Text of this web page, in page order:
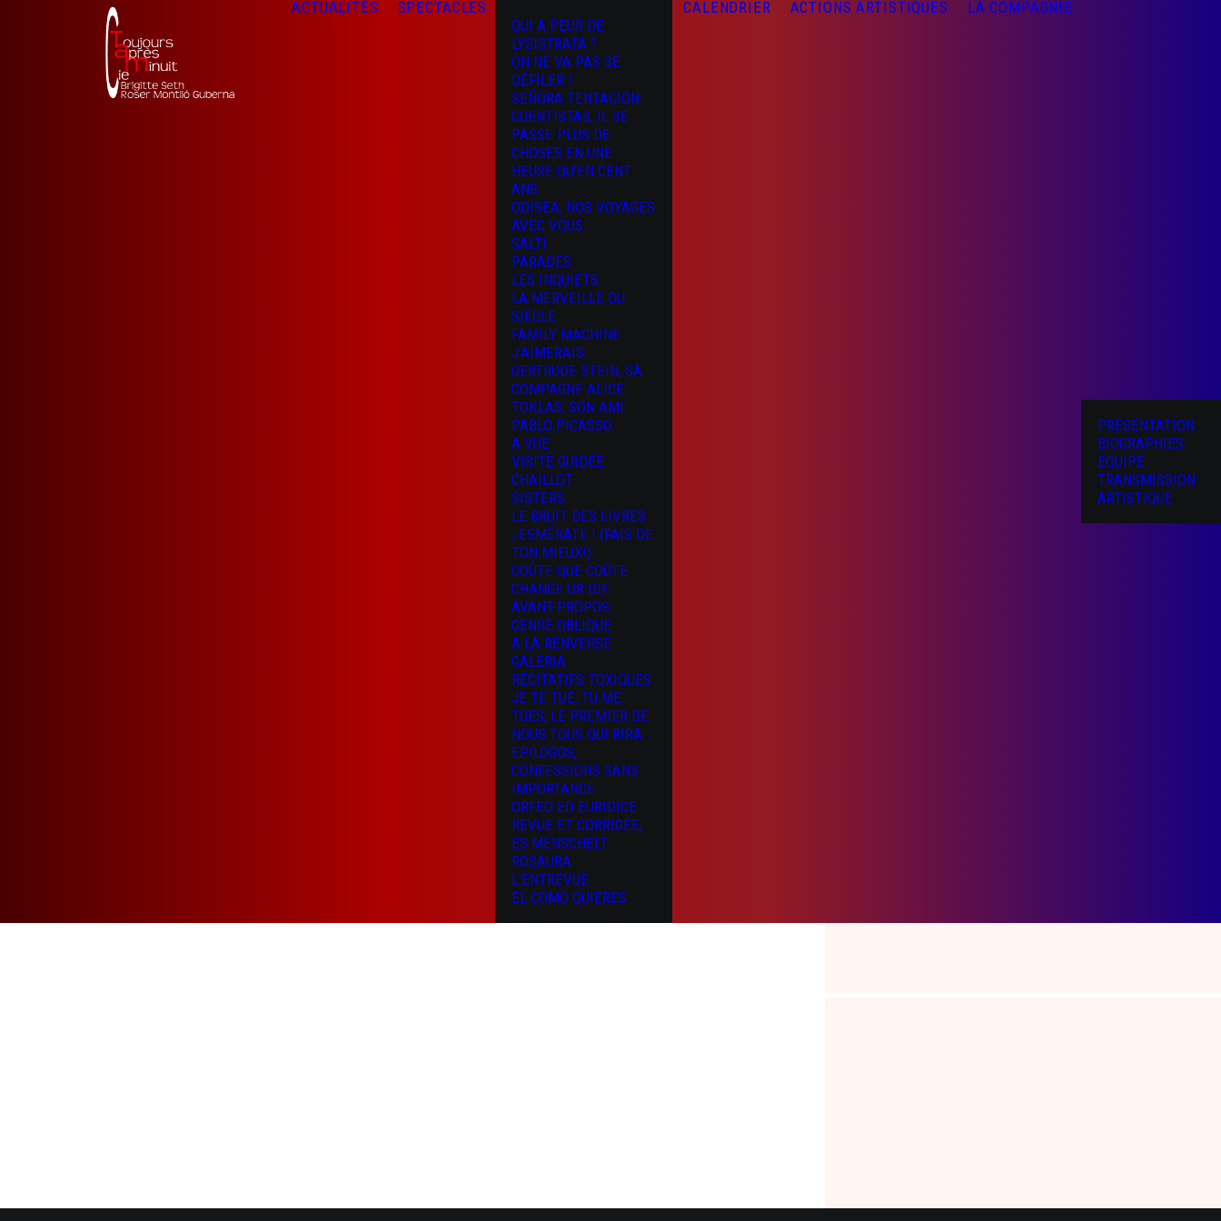
ACTUALITÉS
SPECTACLES
QUI A PEUR DE
LYSISTRATA ?
ON NE VA PAS SE
DÉFILER !
SEÑORA TENTACIÓN
CUENTISTAS, IL SE
PASSE PLUS DE
CHOSES EN UNE
HEURE QU’EN CENT
ANS
ODISEA, NOS VOYAGES
AVEC VOUS
SALTI
PARADES
LES INQUIETS
LA MERVEILLE DU
SIÈCLE
FAMILY MACHINE
J’AIMERAIS…
GERTRUDE STEIN, SA
COMPAGNE ALICE
TOKLAS, SON AMI
PABLO PICASSO
A VUE
VISITE GUIDÉE
CHAILLOT
SISTERS
LE BRUIT DES LIVRES
¡ ESMÉRATE ! (FAIS DE
TON MIEUX!)
COÛTE QUE COÛTE
CHANGE OR DIE
AVANT-PROPOS
GENRE OBLIQUE
A LA RENVERSE
GALERIA
RÉCITATIFS TOXIQUES
JE TE TUE, TU ME
TUES, LE PREMIER DE
NOUS TOUS QUI RIRA…
EPILOGOS,
CONFESSIONS SANS
IMPORTANCE
ORFEO ED EURIDICE
REVUE ET CORRIGÉE,
ES MENSCHELT
ROSAURA
L’ENTREVUE
EL COMO QUIERES
CALENDRIER ACTIONS ARTISTIQUES LA COMPAGNIE
PRÉSENTATION
BIOGRAPHIES
EQUIPE
TRANSMISSION
ARTISTIQUE